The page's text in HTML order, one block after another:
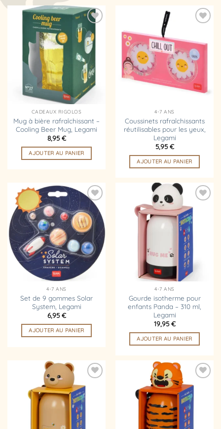
Ajouter
à la
liste
d’envies
CADEAUX RIGOLOS
Mug à bière rafraîchissant –
Cooling Beer Mug, Legami
8,95€
AJOUTER AU PANIER
liste
d’envies
4-7 ANS
Coussinets rafraîchissants
réutilisables pour les yeux,
Legami
5,95€
AJOUTER AU PANIER
Ajouter
à la
liste
d’envies
4-7 ANS
Set de 9 gommes Solar
System, Legami
6,95€
AJOUTER AU PANIER
Ajouter
d’envies
4-7 ANS
Gourde isotherme pour
enfants Panda – 310 ml,
Legami
19,95€
AJOUTER AU PANIER
Ajouter
d’envies
Ajouter
d’envies